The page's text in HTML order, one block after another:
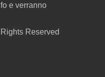
e verranno
Reserved